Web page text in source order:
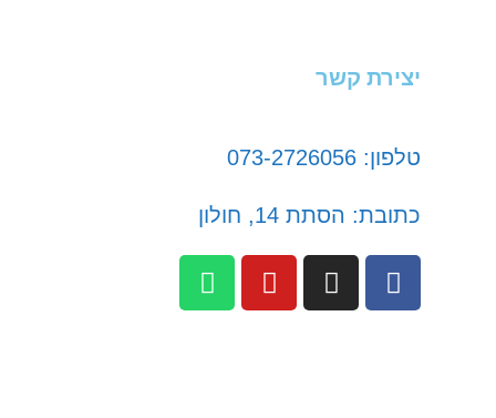
יצירת קשר
טלפון: 073-2726056
כתובת: הסתת 14, חולון